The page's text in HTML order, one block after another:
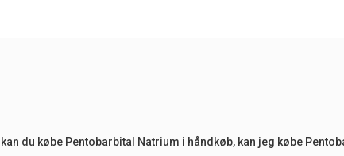
kan du købe Pentobarbital Natrium i håndkøb, kan jeg købe